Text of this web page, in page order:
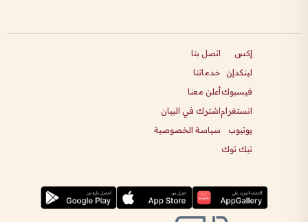
إكس
لينكدإن
فيسبوك
انستغرام
يوتيوب
تيك توك
اتصل بنا
خدماتنا
أعلن معنا
اشترك في البيان
سياسة الخصوصية